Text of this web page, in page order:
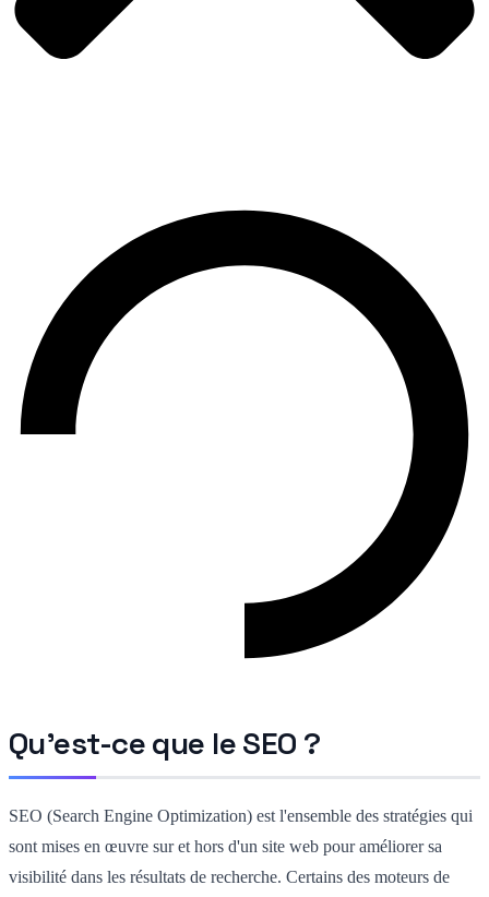
Qu'est-ce que le SEO ?
SEO (Search Engine Optimization) est l'ensemble des stratégies qui
sont mises en œuvre sur et hors d'un site web pour améliorer sa
visibilité dans les résultats de recherche. Certains des moteurs de